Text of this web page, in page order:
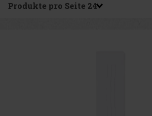
Produkte pro Seite